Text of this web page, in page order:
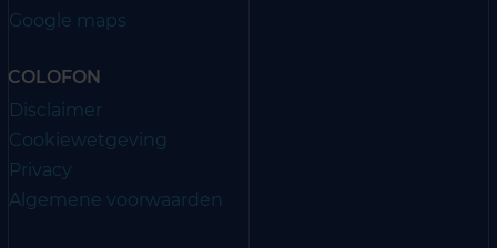
Google maps
COLOFON
Disclaimer
Cookiewetgeving
Privacy
Algemene voorwaarden